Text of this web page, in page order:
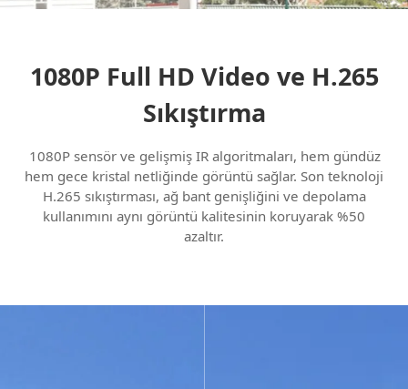
1080P Full HD Video ve H.265
Sıkıştırma
1080P sensör ve gelişmiş IR algoritmaları, hem gündüz
hem gece kristal netliğinde görüntü sağlar. Son teknoloji
H.265 sıkıştırması, ağ bant genişliğini ve depolama
kullanımını aynı görüntü kalitesinin koruyarak %50
azaltır.